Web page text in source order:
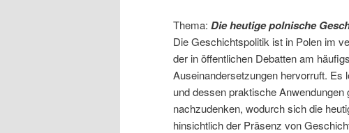
Thema: Die heutige polnische
Die Geschichtspolitik ist in Polen im
der in öffentlichen Debatten am
Auseinandersetzungen hervorruft. Es
und dessen praktische
nachzudenken, wodurch sich die
hinsichtlich der Präsenz von